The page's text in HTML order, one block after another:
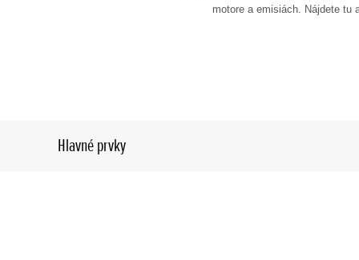
motore a emisiách. Nájdete tu
Hlavné prvky